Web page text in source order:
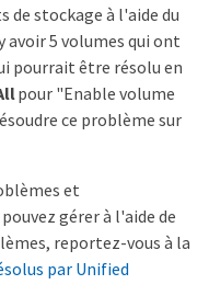
de stockage à l'aide du
avoir 5 volumes qui ont
pourrait être résolu en
pour "Enable volume
ce problème sur
et
gérer à l'aide de
reportez-vous à la
par Unified